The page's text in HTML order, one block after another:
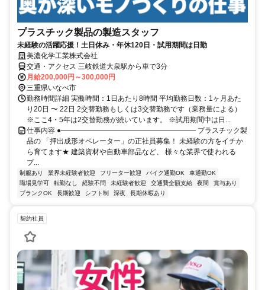
プラスチック製品の製造スタッフ
未経験の活躍応援！土日休み・年休120日・試用期間は日勤
美濃化学工業株式会社
交通・アクセス 三岐鉄道大泉駅から車で3分
月給200,000円～300,000円
三重県いなべ市
勤務時間詳細 実働時間：1日あたり8時間 平均勤務日数：1ヶ月あた
り20日 〜 22日 2交替勤務もしくは3交替勤務です（業務量による）
※ここ4・5年は2交替勤務が続いています。 ※試用期間中は日...
仕事内容 ●――――――――――――――――――― プラスチック製
品の 「押出成形オペレーター」の正社員募集！ 未経験の方をイチか
ら育てます★ 建築資材や自動車部品など、 様々な業界で使われる
プ...
制服あり 業界未経験者歓迎 フリーター歓迎 バイク通勤OK
車通勤OK
職場見学可
転勤なし 経験不問 未経験者歓迎 交通費全額支給 夜間
賞与あり
ブランクOK
長期歓迎 シフト制 深夜 長期休暇あり
契約社員